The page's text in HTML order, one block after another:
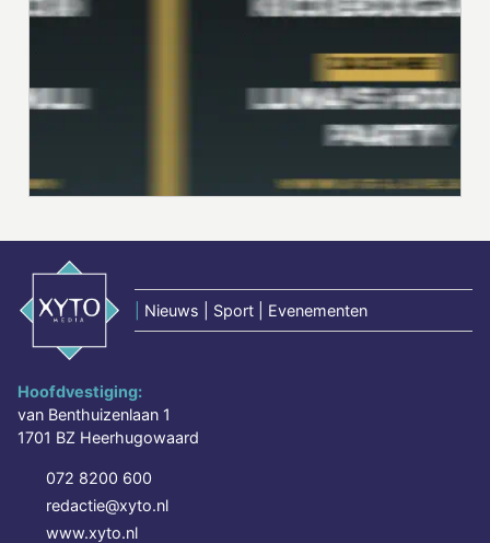
Nieuws | Sport | Evenementen
Hoofdvestiging:
van Benthuizenlaan 1
1701 BZ Heerhugowaard
072 8200 600
redactie@xyto.nl
www.xyto.nl